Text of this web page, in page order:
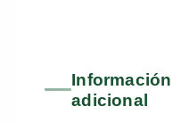
Información
adicional